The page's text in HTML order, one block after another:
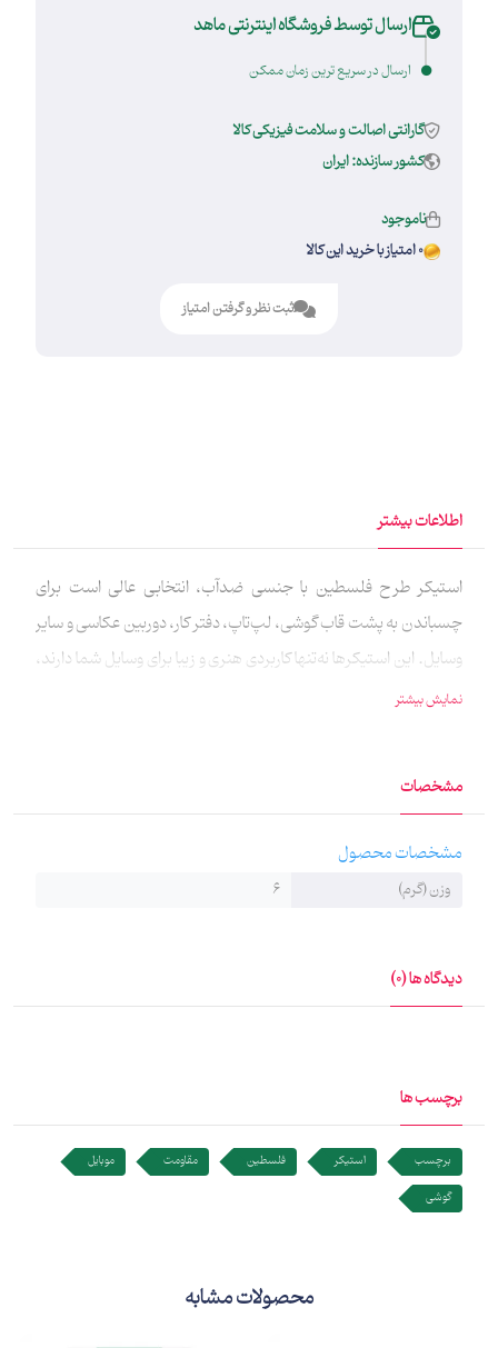
ارسال توسط فروشگاه اینترنتی ماهد
ارسال در سریع ترین زمان ممکن
گارانتی اصالت و سلامت فیزیکی کالا
کشور سازنده: ایران
ناموجود
0 امتیاز با خرید این کالا
ثبت نظر و گرفتن امتیاز
اطلاعات بیشتر
استیکر طرح فلسطین با جنسی ضدآب، انتخابی عالی‌ است برای
چسباندن به پشت قاب گوشی، لپ‌تاپ، دفتر کار، دوربین عکاسی و سایر
وسایل. این استیکرها نه‌تنها کاربردی هنری و زیبا برای وسایل شما دارند،
بلکه پیام حمایت از فلسطین و کودکان غزه را در جامعه منتقل می‌کنند.
کدخدازاده ، به صورت غیربرجسته و مسطح طراحی شده‌است.
نمایش بیشتر
مشخصات
مشخصات محصول
وزن (گرم) 6
دیدگاه ها (0)
برچسب ها
برچسب استیکر فلسطین مقاومت
موبایل
گوشی
محصولات مشابه